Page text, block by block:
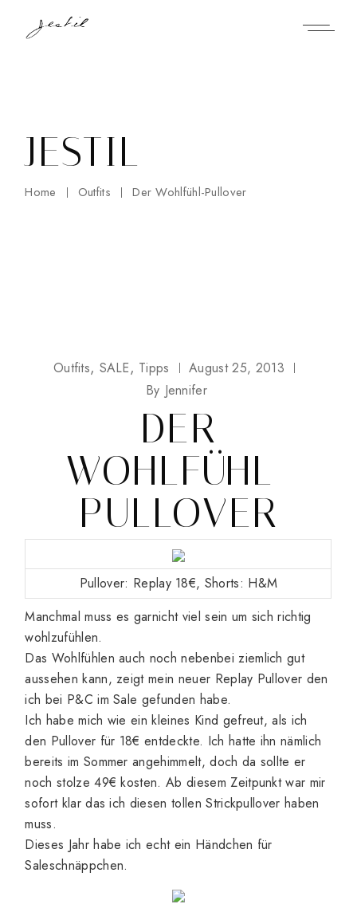
content
JESTIL
Home Outfits Der Wohlfühl-Pullover
Outfits SALE Tipps
August 25, 2013
By Jennifer
DER
WOHLFÜHL-
PULLOVER
Pullover: Replay 18€, Shorts: H&M
Manchmal muss es garnicht viel sein um sich richtig
wohlzufühlen.
Das Wohlfühlen auch noch nebenbei ziemlich gut
aussehen kann, zeigt mein neuer Replay Pullover den
ich bei P&C im Sale gefunden habe.
Ich habe mich wie ein kleines Kind gefreut, als ich
den Pullover für 18€ entdeckte. Ich hatte ihn nämlich
bereits im Sommer angehimmelt, doch da sollte er
noch stolze 49€ kosten. Ab diesem Zeitpunkt war mir
sofort klar das ich diesen tollen Strickpullover haben
muss.
Dieses Jahr habe ich echt ein Händchen für
Saleschnäppchen.